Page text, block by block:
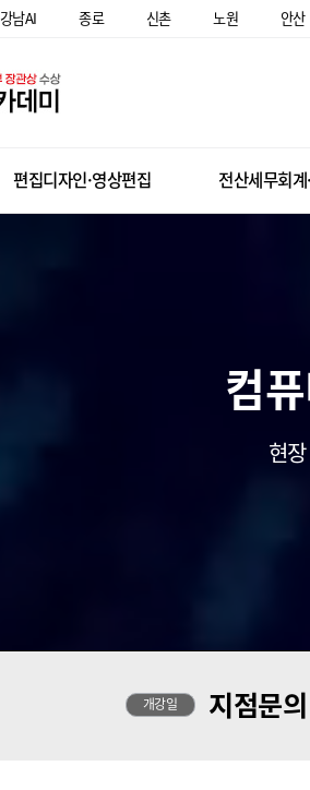
강남AI 종로 신촌 노원 안산
편집디자인·영상편집 전산세무회계
컴
현
개강일 지점문의